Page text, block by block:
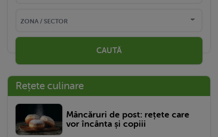
CAUTĂ
Rețete culinare
Mâncăruri de post: rețete care
vor încânta și copiii